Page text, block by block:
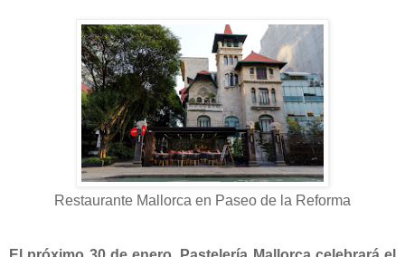
Restaurante Mallorca en Paseo de la Reforma